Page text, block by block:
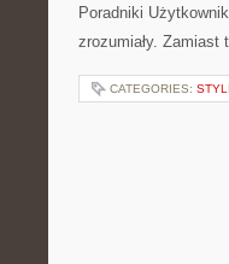
Poradniki
zrozumiały.
CATEGORIES: